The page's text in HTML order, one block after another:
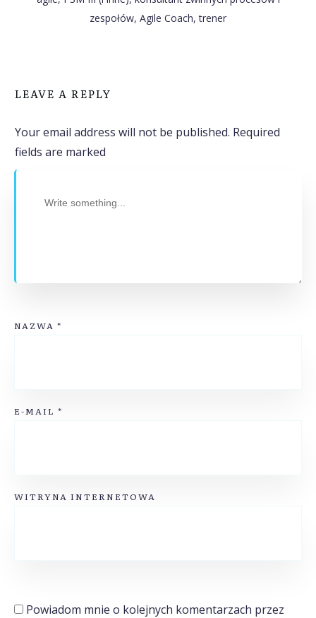
zespołów, Agile Coach, trener
LEAVE A REPLY
Your email address will not be published. Required
fields are marked
NAZWA *
E-MAIL *
WITRYNA INTERNETOWA
Powiadom mnie o kolejnych komentarzach przez